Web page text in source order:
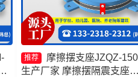
推荐
摩擦摆支座JZQZ-
生产厂家 摩擦摆隔震支座